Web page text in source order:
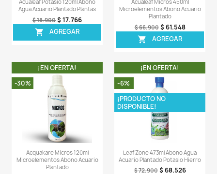
Flourish Trace 100ml Seachem
Abono Microelementos Acuario
 AGREGAR
Sera Flore 4 Plant
Nutrientes Acuario
$ 32.900$

¡EN OFERTA!
-33%